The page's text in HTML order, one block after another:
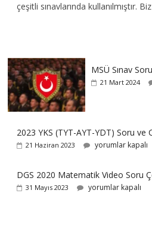
çeşitli sınavlarında kullanılmıştır. Biz
MSÜ Sınav
21 Mart 2024
2023 YKS (TYT-AYT-YDT) Soru ve
21 Haziran 2023 yorumlar kapalı
DGS 2020 Matematik Video Soru
31 Mayıs 2023 yorumlar kapalı